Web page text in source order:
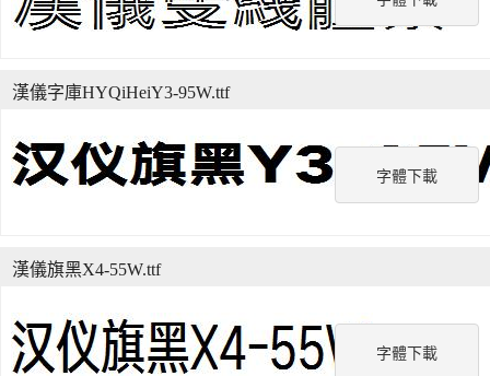
字體下載
漢儀字庫HYQiHeiY3-95W.ttf
字體下載
漢儀旗黑X4-55W.ttf